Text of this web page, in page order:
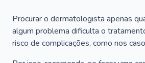
Procurar o dermatologista apenas
algum problema dificulta o
risco de complicações, como nos